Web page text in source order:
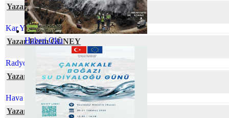
Haberi Oku
Yazar Berna UÇAR
Kar Yağışının Faydaları
Yazar Ecem GÜNEY
Radyoaktif Atık Yönetimi
Yazar Senanur ÇEVRE
Hava Kirliliğinin Plasentaya Etkisi
Yazar Şafak ÖZSOY